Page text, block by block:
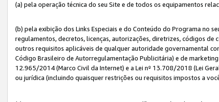
(a) pela operação técnica do seu Site e de todos os equipamentos
(b) pela exibição dos Links Especiais e do Conteúdo do Programa no
regulamentos, decretos, licenças, autorizações, diretrizes, códigos
outros requisitos aplicáveis de qualquer autoridade governamental
Código Brasileiro de Autorregulamentação Publicitária) e de
12.965/2014 (Marco Civil da Internet) e a Lei nº 13.708/2018 (Lei
ou jurídica (incluindo quaisquer restrições ou requisitos impostos a